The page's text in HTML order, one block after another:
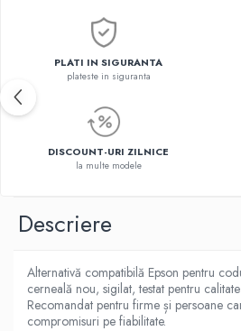
PLATI IN SIGURANTA
plateste in siguranta
DISCOUNT-URI ZILNICE
la multe modele
Descriere
Alternativă compatibilă Epson pentru
cerneală nou, sigilat, testat pentru
Recomandat pentru firme și persoane
compromisuri pe fiabilitate.